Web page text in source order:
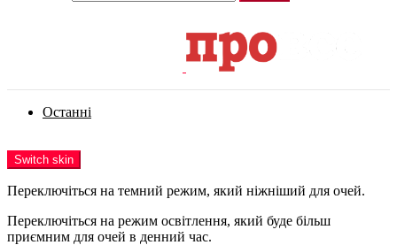
Останні
Switch skin
Переключіться на темний режим, який ніжніший для очей.
Переключіться на режим освітлення, який буде більш
приємним для очей в денний час.